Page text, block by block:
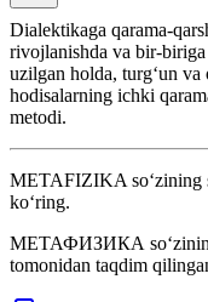
Dialektikaga qarama-
rivojlanishda va bir-
uzilgan holda, turgʻun va
hodisalarning ichki
metodi.
METAFIZIKA
ko‘ring.
МЕТАФИЗИКА
tomonidan taqdim